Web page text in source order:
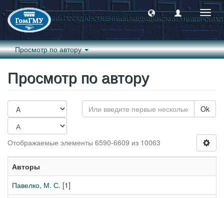
Просмотр по автору
Просмотр по автору
Ok
Отображаемые элементы 6590-6609 из 10063
Авторы
Павелко, М. С. [1]